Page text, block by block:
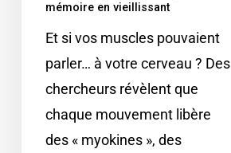
mémoire en vieillissant
Et si vos muscles pouvaient
parler… à votre cerveau ? Des
chercheurs révèlent que
chaque mouvement libère
des « myokines », des